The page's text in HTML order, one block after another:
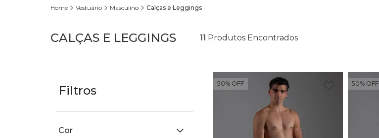
Vestuário Masculino Calças e Leggings
CALÇAS E LEGGINGS 11 Produtos Encontrados
Filtros
Cor
50% OFF 50%OFF